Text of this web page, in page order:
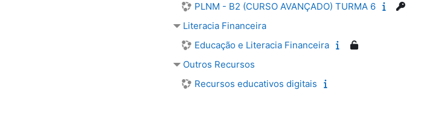
PLNM - B2 (CURSO AVANÇADO) TURMA 6
Literacia Financeira
Educação e Literacia Financeira
Outros Recursos
Recursos educativos digitais